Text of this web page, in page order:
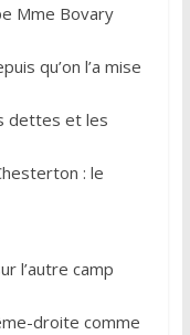
Mme Bovary
qu’on l’a mise
dettes et les
: le
l’autre camp
droite comme